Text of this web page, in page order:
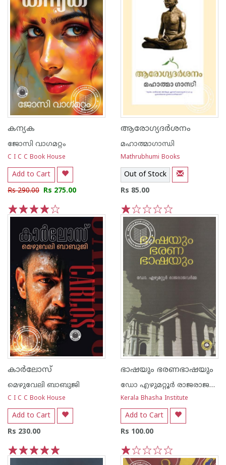
കന്യക
ജോസി വാഗമറ്റം
C I C C Book House
Add to Cart
Rs 290.00 Rs 275.00
5
4
3
2
1
ആരോഗ്യദര്‍ശനം
മഹാത്മാഗാന്ധി
Mathrubhumi Books
Out of Stock
Rs 85.00
5
4
3
2
1
കാര്‍ലോസ്
മെഴുവേലി ബാബുജി
C I C C Book House
Add to Cart
Rs 230.00
5
4
3
2
1
ഭാഷയും ഭരണഭാഷയും
ഡോ എഴുമറ്റൂര്‍ രാജരാജവര്‍മ്മ
Kerala Bhasha Institute
Add to Cart
Rs 100.00
5
4
3
2
1